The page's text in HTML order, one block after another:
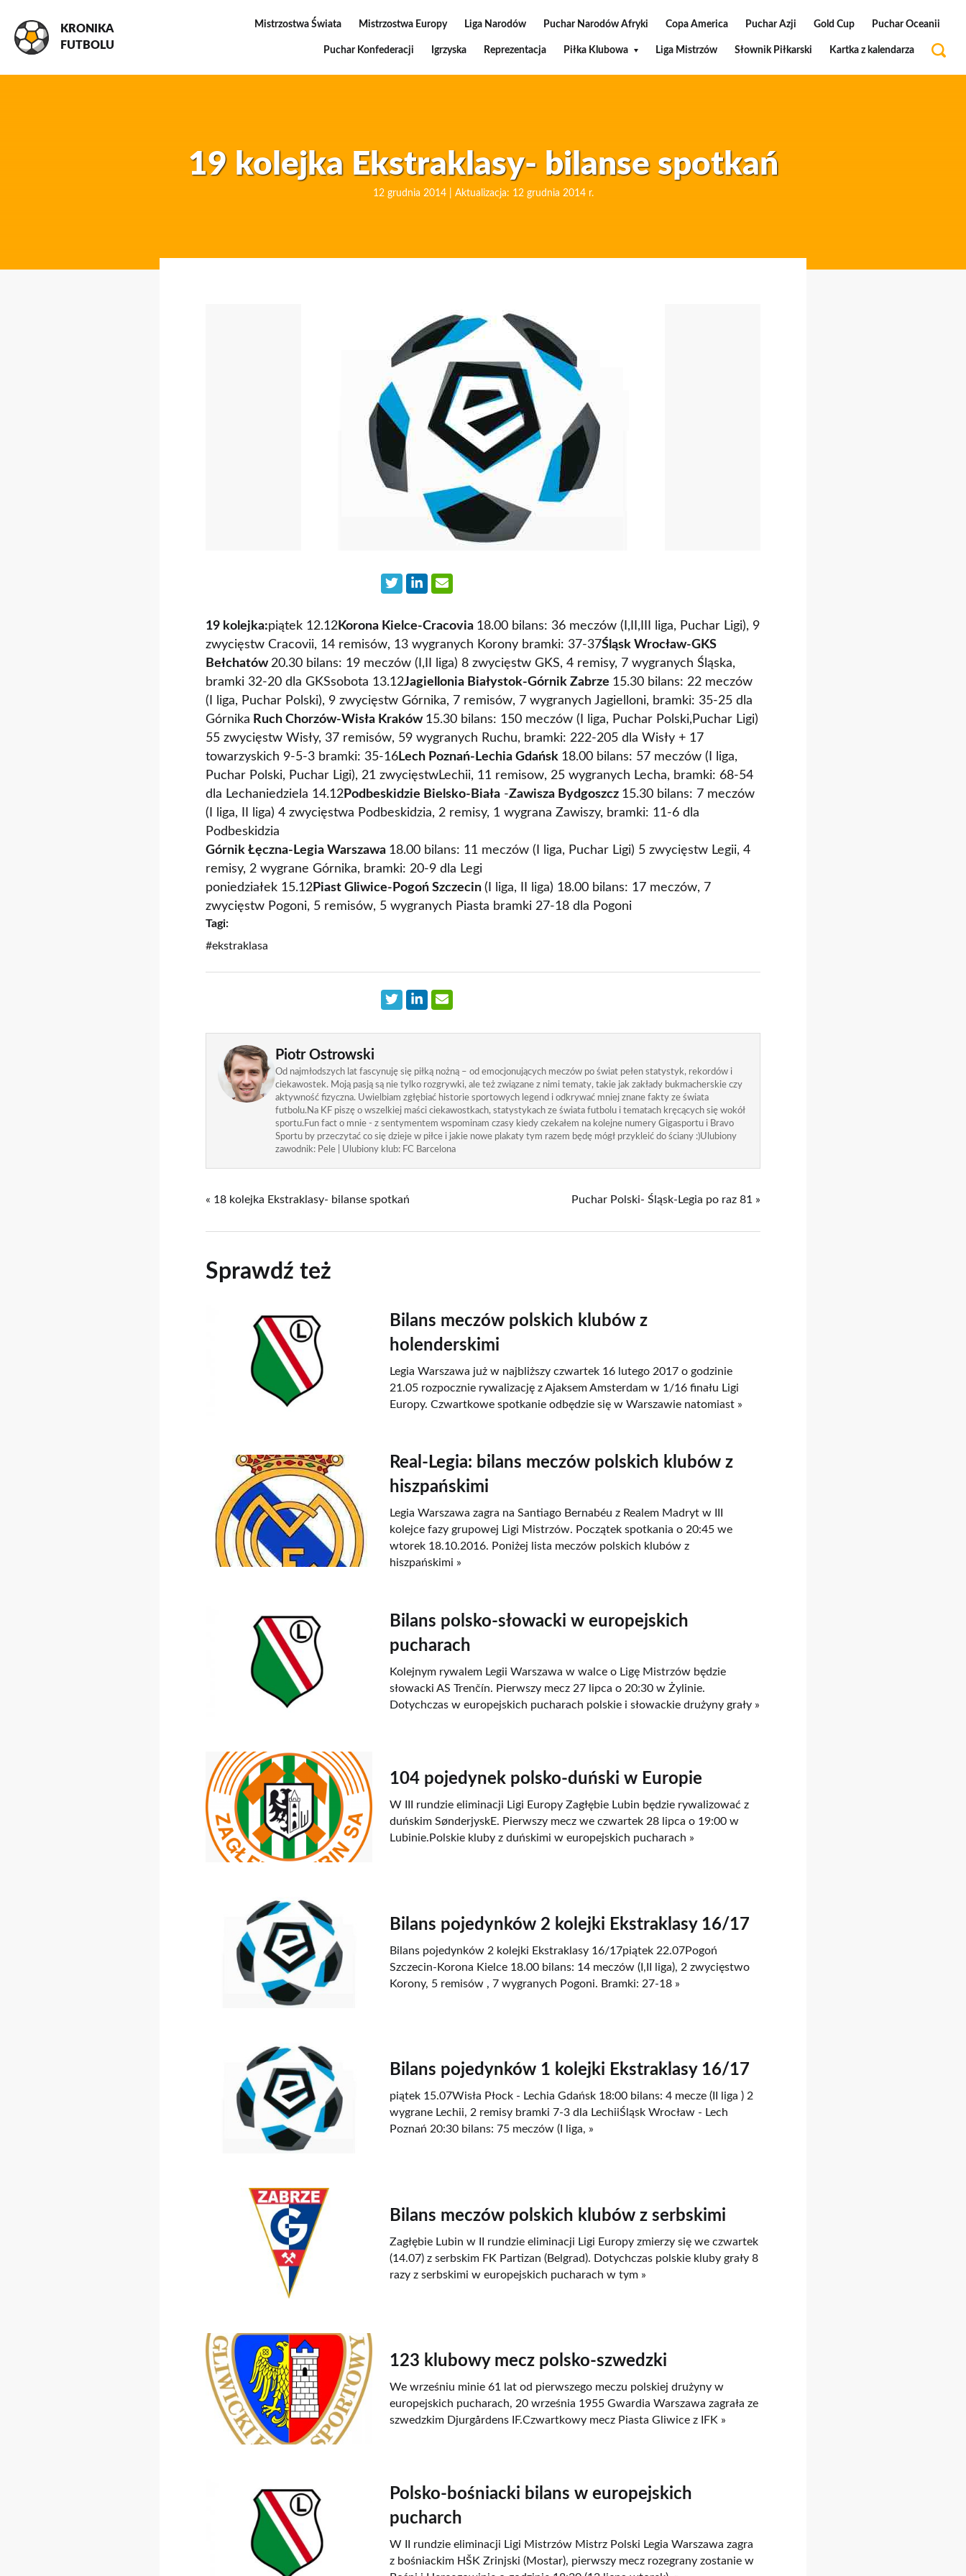
KRONIKA
FUTBOLU
Mistrzostwa Świata Mistrzostwa Europy Liga Narodów Puchar Narodów Afryki Copa America Puchar Azji Gold Cup Puchar Oceanii
Puchar Konfederacji Igrzyska Reprezentacja Piłka Klubowa Liga Mistrzów Słownik Piłkarski Kartka z kalendarza
19 kolejka Ekstraklasy- bilanse spotkań
12 grudnia 2014 | Aktualizacja: 12 grudnia 2014 r.
19 kolejka:piątek 12.12Korona Kielce-Cracovia 18.00 bilans: 36 meczów (I,II,III liga, Puchar Ligi), 9
zwycięstw Cracovii, 14 remisów, 13 wygranych Korony bramki: 37-37Śląsk Wrocław-GKS
Bełchatów20.30 bilans: 19 meczów (I,II liga) 8 zwycięstw GKS, 4 remisy, 7 wygranych Śląska,
bramki 32-20 dla GKSsobota 13.12Jagiellonia Białystok-Górnik Zabrze 15.30 bilans: 22 meczów
(I liga, Puchar Polski), 9 zwycięstw Górnika, 7 remisów, 7 wygranych Jagielloni, bramki: 35-25 dla
Górnika Ruch Chorzów-Wisła Kraków 15.30 bilans: 150 meczów (I liga, Puchar Polski,Puchar Ligi)
55 zwycięstw Wisły, 37 remisów, 59 wygranych Ruchu, bramki: 222-205 dla Wisły + 17
towarzyskich 9-5-3 bramki: 35-16Lech Poznań- Lechia Gdańsk 18.00 bilans: 57 meczów (I liga,
Puchar Polski, Puchar Ligi), 21 zwycięstwLechii, 11 remisow, 25 wygranych Lecha, bramki: 68-54
dla Lechaniedziela 14.12Podbeskidzie Bielsko-Biała -Zawisza Bydgoszcz 15.30 bilans: 7 meczów
(I liga, II liga) 4 zwycięstwa Podbeskidzia, 2 remisy, 1 wygrana Zawiszy, bramki: 11-6 dla
Podbeskidzia
Górnik Łęczna- Legia Warszawa 18.00 bilans: 11 meczów (I liga, Puchar Ligi) 5 zwycięstw Legii, 4
remisy, 2 wygrane Górnika, bramki: 20-9 dla Legi
poniedziałek 15.12Piast Gliwice- Pogoń Szczecin (I liga, II liga) 18.00 bilans: 17 meczów, 7
zwycięstw Pogoni, 5 remisów, 5 wygranych Piasta bramki 27-18 dla Pogoni
Tagi:
#ekstraklasa
Piotr Ostrowski
Od najmłodszych lat fascynuję się piłką nożną – od emocjonujących meczów po świat pełen statystyk, rekordów i
ciekawostek. Moją pasją są nie tylko rozgrywki, ale też związane z nimi tematy, takie jak zakłady bukmacherskie czy
aktywność fizyczna. Uwielbiam zgłębiać historie sportowych legend i odkrywać mniej znane fakty ze świata
futbolu.Na KF piszę o wszelkiej maści ciekawostkach, statystykach ze świata futbolu i tematach kręcących się wokół
sportu.Fun fact o mnie - z sentymentem wspominam czasy kiedy czekałem na kolejne numery Gigasportu i Bravo
Sportu by przeczytać co się dzieje w piłce i jakie nowe plakaty tym razem będę mógł przykleić do ściany :)Ulubiony
zawodnik: Pele | Ulubiony klub: FC Barcelona
« 18 kolejka Ekstraklasy- bilanse spotkań Puchar Polski- Śląsk-Legia po raz 81 »
Sprawdź też
Bilans meczów polskich klubów z
holenderskimi
Legia Warszawa już w najbliższy czwartek 16 lutego 2017 o godzinie
21.05 rozpocznie rywalizację z Ajaksem Amsterdam w 1/16 finału Ligi
Europy. Czwartkowe spotkanie odbędzie się w Warszawie natomiast »
Real-Legia: bilans meczów polskich klubów z
hiszpańskimi
Legia Warszawa zagra na Santiago Bernabéu z Realem Madryt w III
kolejce fazy grupowej Ligi Mistrzów. Początek spotkania o 20:45 we
wtorek 18.10.2016. Poniżej lista meczów polskich klubów z
hiszpańskimi »
Bilans polsko-słowacki w europejskich
pucharach
Kolejnym rywalem Legii Warszawa w walce o Ligę Mistrzów będzie
słowacki AS Trenčín. Pierwszy mecz 27 lipca o 20:30 w Żylinie.
Dotychczas w europejskich pucharach polskie i słowackie drużyny grały »
104 pojedynek polsko-duński w Europie
W III rundzie eliminacji Ligi Europy Zagłębie Lubin będzie rywalizować z
duńskim SønderjyskE. Pierwszy mecz we czwartek 28 lipca o 19:00 w
Lubinie.Polskie kluby z duńskimi w europejskich pucharach »
Bilans pojedynków 2 kolejki Ekstraklasy 16/17
Bilans pojedynków 2 kolejki Ekstraklasy 16/17piątek 22.07Pogoń
Szczecin-Korona Kielce 18.00 bilans: 14 meczów (I,II liga), 2 zwycięstwo
Korony, 5 remisów , 7 wygranych Pogoni. Bramki: 27-18 »
Bilans pojedynków 1 kolejki Ekstraklasy 16/17
piątek 15.07Wisła Płock - Lechia Gdańsk 18:00 bilans: 4 mecze (II liga ) 2
wygrane Lechii, 2 remisy bramki 7-3 dla LechiiŚląsk Wrocław - Lech
Poznań 20:30 bilans: 75 meczów (I liga, »
Bilans meczów polskich klubów z serbskimi
Zagłębie Lubin w II rundzie eliminacji Ligi Europy zmierzy się we czwartek
(14.07) z serbskim FK Partizan (Belgrad). Dotychczas polskie kluby grały 8
razy z serbskimi w europejskich pucharach w tym »
123 klubowy mecz polsko-szwedzki
We wrześniu minie 61 lat od pierwszego meczu polskiej drużyny w
europejskich pucharach, 20 września 1955 Gwardia Warszawa zagrała ze
szwedzkim Djurgårdens IF.Czwartkowy mecz Piasta Gliwice z IFK »
Polsko-bośniacki bilans w europejskich
pucharch
W II rundzie eliminacji Ligi Mistrzów Mistrz Polski Legia Warszawa zagra
z bośniackim HŠK Zrinjski (Mostar), pierwszy mecz rozegrany zostanie w